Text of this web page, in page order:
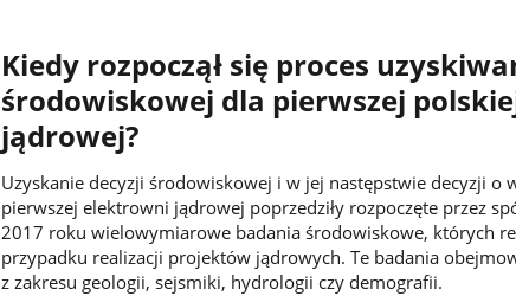
Kiedy rozpoczął się proces
środowiskowej dla pierwszej
jądrowej?
Uzyskanie decyzji środowiskowej i w jej następstwie decyzji o
pierwszej elektrowni jądrowej poprzedziły rozpoczęte przez
2017 roku wielowymiarowe badania środowiskowe, których
przypadku realizacji projektów jądrowych. Te badania
z zakresu geologii, sejsmiki, hydrologii czy demografii.